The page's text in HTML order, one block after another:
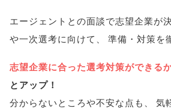
エージェントとの面談で志望企業が
や一次選考に向けて 、 準備・対策を
志望企業に合った選考対策ができる
とアップ！
分からないところや不安な点も 、
気